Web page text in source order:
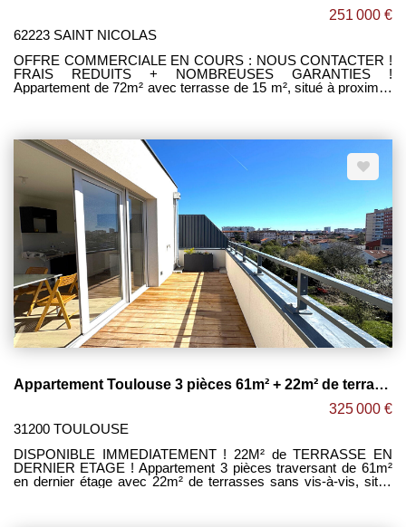
251 000 €
62223 SAINT NICOLAS
OFFRE COMMERCIALE EN COURS : NOUS CONTACTER !
FRAIS REDUITS + NOMBREUSES GARANTIES !
Appartement de 72m² avec terrasse de 15 m², situé à proximité
Arras . La gare d'Arras se situe à moins de 10 min à vélo. Celle
ci propose quotidiennement des trajets vers Lille, Paris et
d'autres grandes villes. Un Accès à la rocade , facilite les
déplacements quotidiens dans toute la secteur. DISPO
EGALEMENT : Appartement T4 de 128 m² et T2 de 44m² . -
Séjour lumineux de 31m² avec une entrée de 5m² ouvert sur
cuisine le tout donnant accès à une grande terrasse de 15 m² -2
chambres de 10 et 12 m². -Salle de bain avec deux vasques . -
WC séparé. -Un cellier. -Une place de parking intérieur. Antoine
CAMUS LES CLEFS DU NEUF
Appartement Toulouse 3 pièces 61m² + 22m² de terrasse + 2 PK sous-sol / MINIMES
325 000 €
31200 TOULOUSE
DISPONIBLE IMMEDIATEMENT ! 22M² de TERRASSE EN
DERNIER ETAGE ! Appartement 3 pièces traversant de 61m²
en dernier étage avec 22m² de terrasses sans vis-à-vis, situé